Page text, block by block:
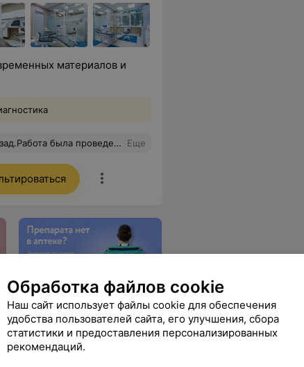
материалов и
и компетентный доктор.Рекомендую. Еще
Доставка со склада
Заказ товаров со склада с
доставкой в ближайшую
аптеку всего за 1–3 дня
Обработка файлов cookie
Наш сайт использует файлы cookie для обеспечения
удобства пользователей сайта, его улучшения, сбора
статистики и предоставления персонализированных
рекомендаций.